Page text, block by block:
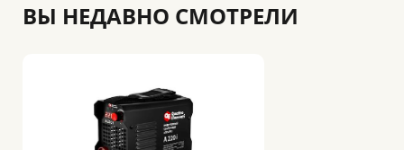
ВЫ НЕДАВНО СМОТРЕЛИ